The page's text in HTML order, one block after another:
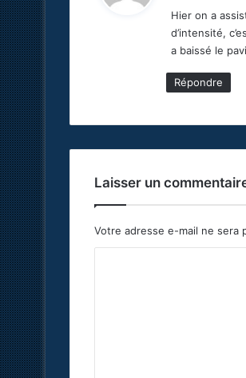
:
Hier on a
d’intensité,
a baissé le
Répondre
Laisser un
Votre adresse e-mail ne sera